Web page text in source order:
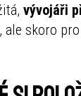
vývojáři
ale skoro